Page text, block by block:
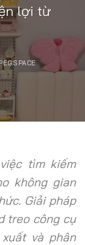
lợi từ
tìm kiếm
không gian
Giải pháp
treo công cụ
và phân